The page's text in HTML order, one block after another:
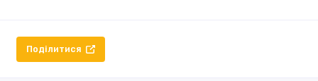
Поділитися